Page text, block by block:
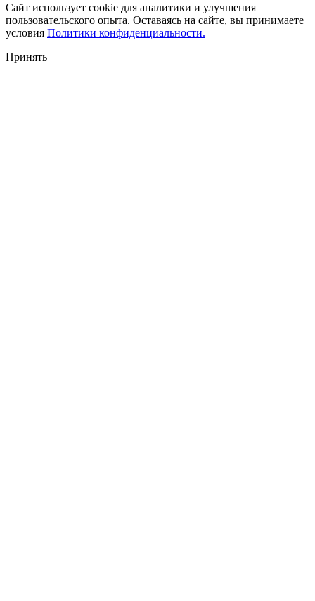
Сайт использует cookie для аналитики и улучшения
пользовательского опыта. Оставаясь на сайте, вы принимаете
условия Политики конфиденциальности.
Принять